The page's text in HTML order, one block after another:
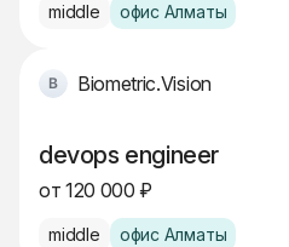
middle офис Алматы
Biometric.Vision
devops engineer
от 120 000 ₽
middle офис Алматы